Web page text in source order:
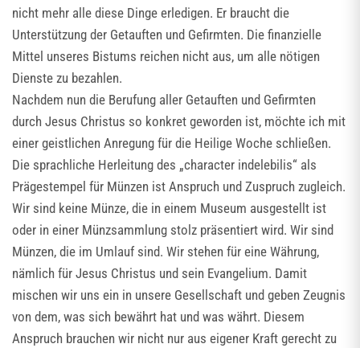
nicht mehr alle diese Dinge erledigen. Er braucht die
Unterstützung der Getauften und Gefirmten. Die finanzielle
Mittel unseres Bistums reichen nicht aus, um alle nötigen
Dienste zu bezahlen.
Nachdem nun die Berufung aller Getauften und Gefirmten
durch Jesus Christus so konkret geworden ist, möchte ich mit
einer geistlichen Anregung für die Heilige Woche schließen.
Die sprachliche Herleitung des „character indelebilis“ als
Prägestempel für Münzen ist Anspruch und Zuspruch zugleich.
Wir sind keine Münze, die in einem Museum ausgestellt ist
oder in einer Münzsammlung stolz präsentiert wird. Wir sind
Münzen, die im Umlauf sind. Wir stehen für eine Währung,
nämlich für Jesus Christus und sein Evangelium. Damit
mischen wir uns ein in unsere Gesellschaft und geben Zeugnis
von dem, was sich bewährt hat und was währt. Diesem
Anspruch brauchen wir nicht nur aus eigener Kraft gerecht zu